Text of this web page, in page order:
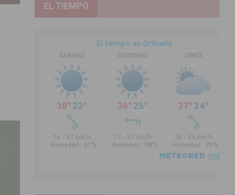
EL TIEMPO